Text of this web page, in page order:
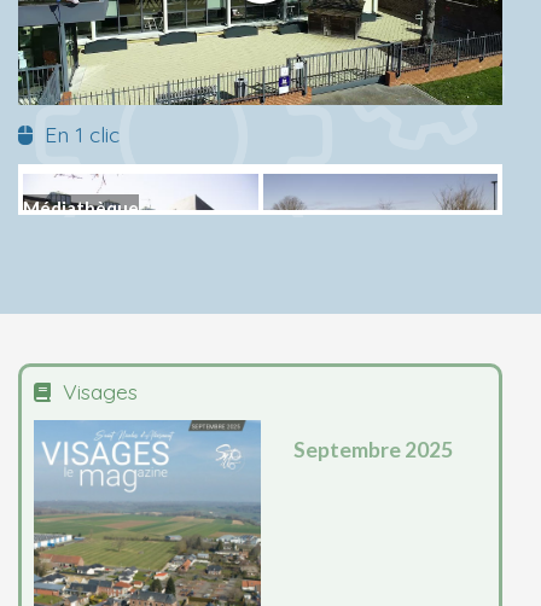
En 1 clic
Musée de l'horlogerie
Médiathèque
Visages
Septembre 2025